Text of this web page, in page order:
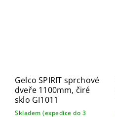
Gelco SPIRIT sprchové
dveře 1100mm, čiré
sklo GI1011
Skladem (expedice do 3